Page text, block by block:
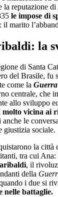
la reputazione
le impose di
marito
la
di Santa
del Brasile, fu
come la
centrale, che
allo sviluppo
molto vicina ai
le
giustizia sociale.
la città
tra cui
, il
della
i due si
nelle battaglie.